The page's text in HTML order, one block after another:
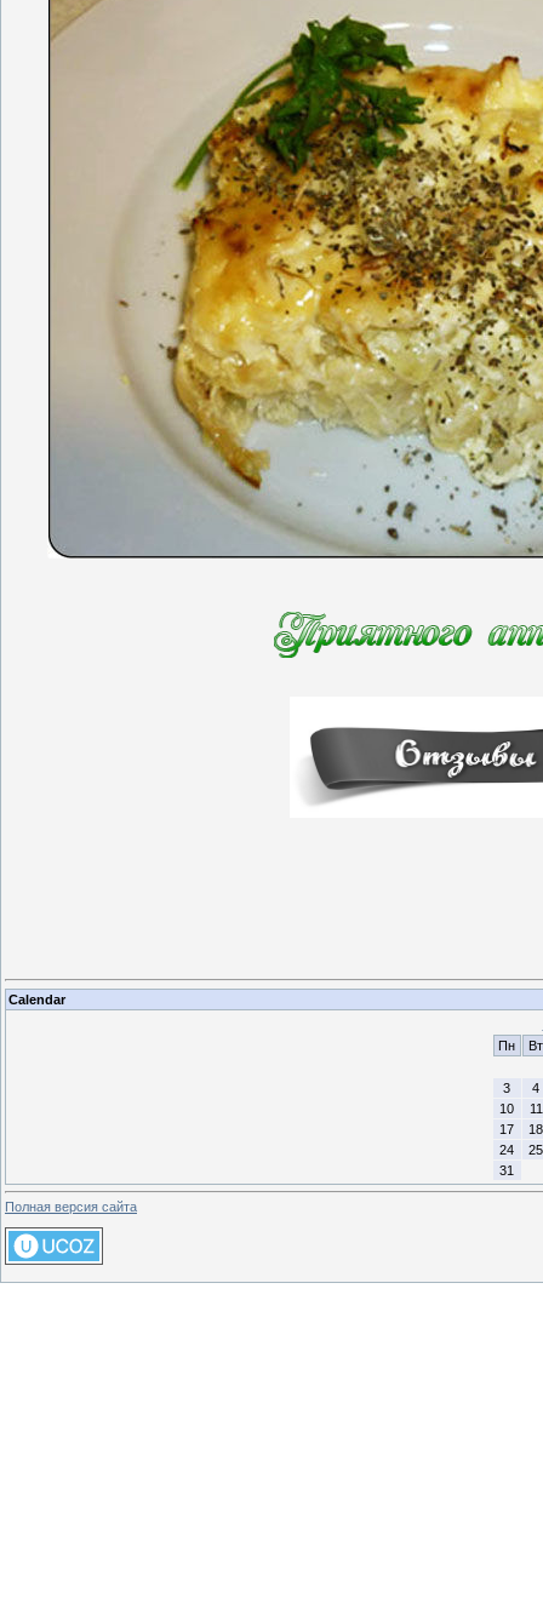
Calendar
Пн
Вт
3
4
10
11
17
18
24
25
31
Полная версия сайта